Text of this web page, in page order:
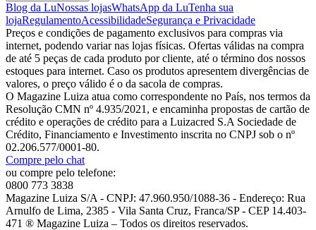
Blog da LuNossas lojasWhatsApp da LuTenha sua
lojaRegulamentoAcessibilidadeSegurança e Privacidade
Preços e condições de pagamento exclusivos para compras via
internet, podendo variar nas lojas físicas. Ofertas válidas na compra
de até 5 peças de cada produto por cliente, até o término dos nossos
estoques para internet. Caso os produtos apresentem divergências de
valores, o preço válido é o da sacola de compras.
O Magazine Luiza atua como correspondente no País, nos termos da
Resolução CMN nº 4.935/2021, e encaminha propostas de cartão de
crédito e operações de crédito para a Luizacred S.A Sociedade de
Crédito, Financiamento e Investimento inscrita no CNPJ sob o nº
02.206.577/0001-80.
Compre pelo chat
ou compre pelo telefone:
0800 773 3838
Magazine Luiza S/A - CNPJ: 47.960.950/1088-36 - Endereço: Rua
Arnulfo de Lima, 2385 - Vila Santa Cruz, Franca/SP - CEP 14.403-
471 ® Magazine Luiza – Todos os direitos reservados.